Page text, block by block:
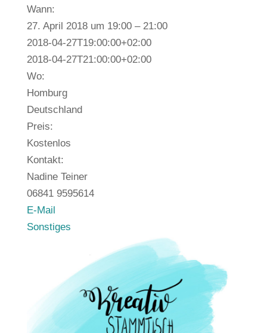
Wann:
27. April 2018 um 19:00 – 21:00
2018-04-27T19:00:00+02:00
2018-04-27T21:00:00+02:00
Wo:
Homburg
Deutschland
Preis:
Kostenlos
Kontakt:
Nadine Teiner
06841 9595614
E-Mail
Sonstiges